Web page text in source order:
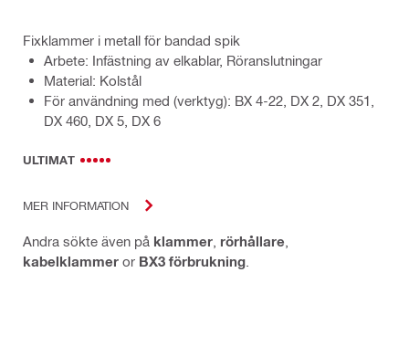
Fixklammer i metall för bandad spik
Arbete: Infästning av elkablar, Röranslutningar
Material: Kolstål
För användning med (verktyg): BX 4-22, DX 2, DX 351,
DX 460, DX 5, DX 6
ULTIMAT
MER INFORMATION
Andra sökte även på klammer rörhållare
kabelklammer or BX3 förbrukning